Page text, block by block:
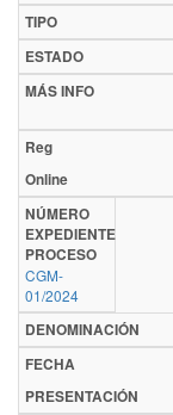
TIPO
ESTADO
MÁS INFO
Reg
Online
NÚMERO
EXPEDIENTE
PROCESO
CGM-
01/2024
DENOMINACIÓN
FECHA
PRESENTACIÓN